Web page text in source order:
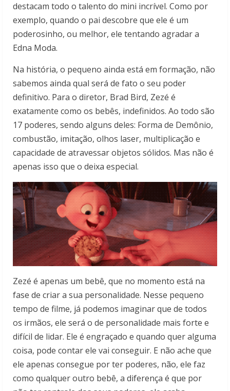
destacam todo o talento do mini incrível. Como por
exemplo, quando o pai descobre que ele é um
poderosinho, ou melhor, ele tentando agradar a
Edna Moda.
Na história, o pequeno ainda está em formação, não
sabemos ainda qual será de fato o seu poder
definitivo. Para o diretor, Brad Bird, Zezé é
exatamente como os bebês, indefinidos. Ao todo são
17 poderes, sendo alguns deles: Forma de Demônio,
combustão, imitação, olhos laser, multiplicação e
capacidade de atravessar objetos sólidos. Mas não é
apenas isso que o deixa especial.
Zezé é apenas um bebê, que no momento está na
fase de criar a sua personalidade. Nesse pequeno
tempo de filme, já podemos imaginar que de todos
os irmãos, ele será o de personalidade mais forte e
difícil de lidar. Ele é engraçado e quando quer alguma
coisa, pode contar ele vai conseguir. E não ache que
ele apenas consegue por ter poderes, não, ele faz
como qualquer outro bebê, a diferença é que por